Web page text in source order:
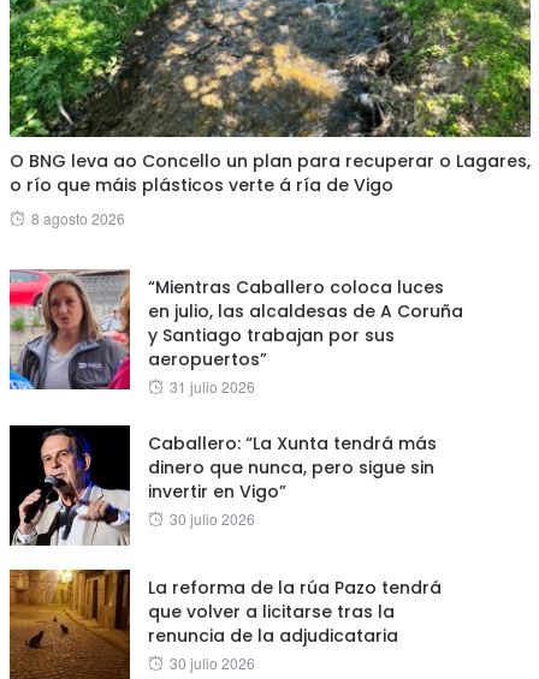
O BNG leva ao Concello un plan para recuperar o Lagares,
o río que máis plásticos verte á ría de Vigo
Posted
8 agosto 2026
“Mientras Caballero coloca luces
en julio, las alcaldesas de A Coruña
y Santiago trabajan por sus
aeropuertos”
Posted
31 julio 2026
Caballero: “La Xunta tendrá más
dinero que nunca, pero sigue sin
invertir en Vigo”
Posted
30 julio 2026
La reforma de la rúa Pazo tendrá
que volver a licitarse tras la
renuncia de la adjudicataria
Posted
30 julio 2026